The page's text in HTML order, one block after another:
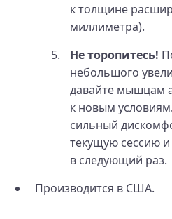
к толщине
миллиметра).
Не торопитесь!
небольшого
давайте мышцам
к новым
сильный
текущую сессию
в следующий раз.
Производится в США.